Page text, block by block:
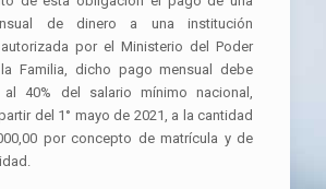
de dinero a una institución
por el Ministerio del Poder
Familia, dicho pago mensual debe
al 40% del salario mínimo nacional,
del 1° mayo de 2021, a la cantidad
por concepto de matrícula y de